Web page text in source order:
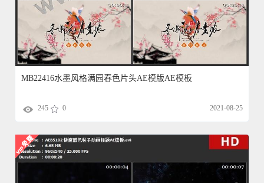
MB22416水墨风格满园春色片头AE模版AE模板
245 0 2021-08-25